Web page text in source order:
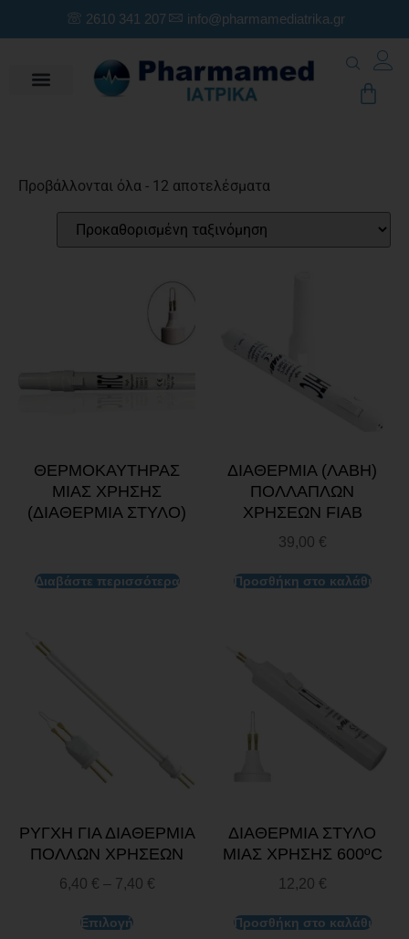
2610 341 207 info@pharmamediatrika.gr
Προβάλλονται όλα - 12 αποτελέσματα
ΘΕΡΜΟΚΑΥΤΗΡΑΣ
ΜΙΑΣ ΧΡΗΣΗΣ
(ΔΙΑΘΕΡΜΙΑ ΣΤΥΛΟ)
Διαβάστε περισσότερα
ΔΙΑΘΕΡΜΙΑ (ΛΑΒΗ)
ΠΟΛΛΑΠΛΩΝ
ΧΡΗΣΕΩΝ FIAB
39,00 €
Προσθήκη στο καλάθι
ΡΥΓΧΗ ΓΙΑ ΔΙΑΘΕΡΜΙΑ
ΠΟΛΛΩΝ ΧΡΗΣΕΩΝ
6,40 € – 7,40 €
Επιλογή
ΔΙΑΘΕΡΜΙΑ ΣΤΥΛΟ
ΜΙΑΣ ΧΡΗΣΗΣ 600ºC
12,20 €
Προσθήκη στο καλάθι